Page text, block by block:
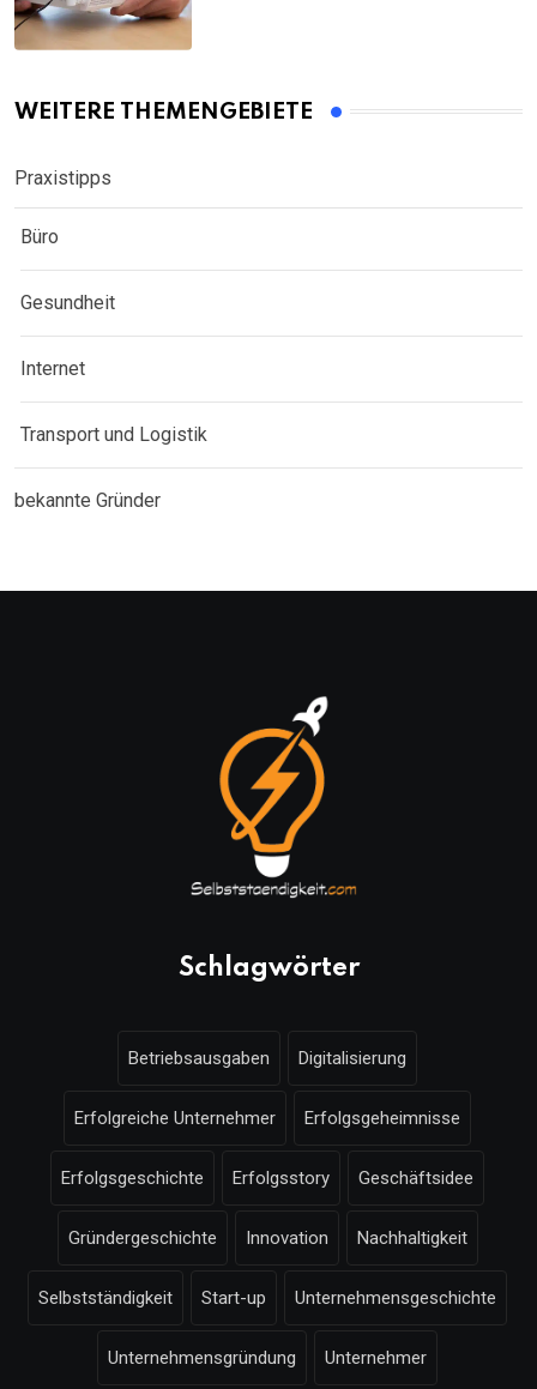
WEITERE THEMENGEBIETE
Praxistipps
Büro
Gesundheit
Internet
Transport und Logistik
bekannte Gründer
Schlagwörter
Betriebsausgaben Digitalisierung
Erfolgreiche Unternehmer Erfolgsgeheimnisse
Erfolgsgeschichte Erfolgsstory Geschäftsidee
Gründergeschichte Innovation Nachhaltigkeit
Selbstständigkeit Start-up Unternehmensgeschichte
Unternehmensgründung Unternehmer